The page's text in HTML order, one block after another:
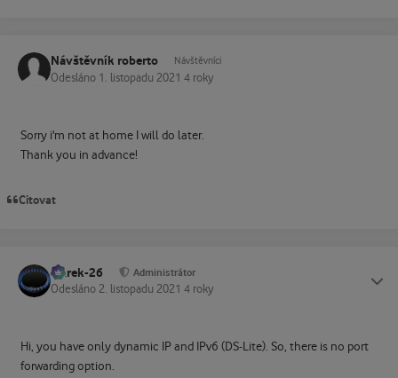
Návštěvník roberto Návštěvníci
Odesláno 1. listopadu 2021 4 roky
Sorry i'm not at home I will do later.
Thank you in advance!
Citovat
Marek-26 Administrátor
Odesláno 2. listopadu 2021 4 roky
Hi, you have only dynamic IP and IPv6 (DS-Lite). So, there is no port
forwarding option.